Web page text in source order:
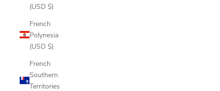
(USD $)
French
Polynesia
(USD $)
French
Southern
Territories